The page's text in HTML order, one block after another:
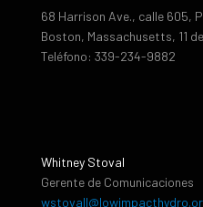
68 Harrison Ave., calle 605,
Boston, Massachusetts, 11
Teléfono: 339-234-9882
Whitney Stoval
Gerente de Comunicaciones